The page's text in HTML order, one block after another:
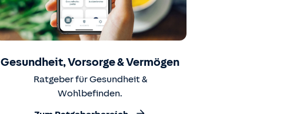
Gesundheit, Vorsorge & Vermögen
Ratgeber für Gesundheit &
Wohlbefinden.